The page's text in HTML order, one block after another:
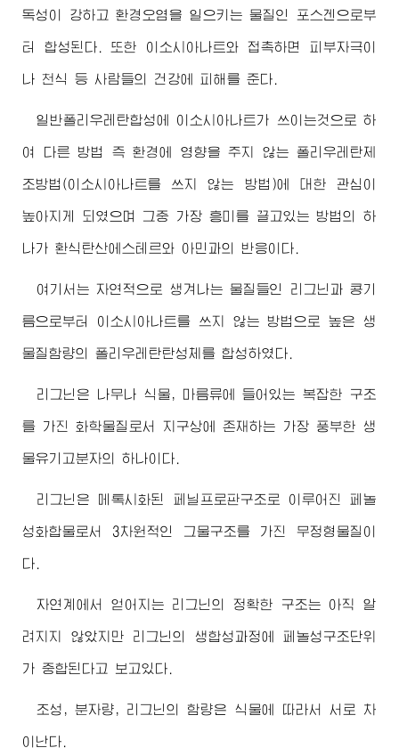
독성이 강하고 환경오염을 일으키는 물질인 포스겐으로부
터 합성된다. 또한 이소시아나트와 접촉하면 피부자극이
나 천식 등 사람들의 건강에 피해를 준다.
일반폴리우레탄합성에 이소시아나트가 쓰이는것으로 하
여 다른 방법 즉 환경에 영향을 주지 않는 폴리우레탄제
조방법(이소시아나트를 쓰지 않는 방법)에 대한 관심이
높아지게 되였으며 그중 가장 흥미를 끌고있는 방법의 하
나가 환식탄산에스테르와 아민과의 반응이다.
여기서는 자연적으로 생겨나는 물질들인 리그닌과 콩기
름으로부터 이소시아나트를 쓰지 않는 방법으로 높은 생
물질함량의 폴리우레탄탄성체를 합성하였다.
리그닌은 나무나 식물, 마름류에 들어있는 복잡한 구조
를 가진 화학물질로서 지구상에 존재하는 가장 풍부한 생
물유기고분자의 하나이다.
리그닌은 메톡시화된 페닐프로판구조로 이루어진 페놀
성화합물로서 3차원적인 그물구조를 가진 무정형물질이
다.
자연계에서 얻어지는 리그닌의 정확한 구조는 아직 알
려지지 않았지만 리그닌의 생합성과정에 페놀성구조단위
가 중합된다고 보고있다.
조성, 분자량, 리그닌의 함량은 식물에 따라서 서로 차
이난다.